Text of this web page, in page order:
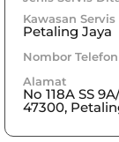
Kawasan Servis
Petaling Jaya
Nombor
Alamat
No 118A SS
47300,